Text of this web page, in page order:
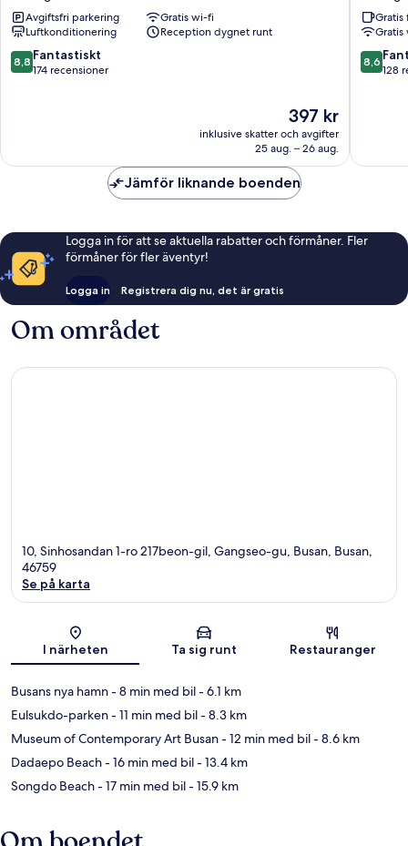
Sasang
Sasang
Avgiftsfri parkering
Gratis wi-fi
Luftkonditionering
Reception dygnet runt
8.8
av
8,8 Fantastiskt
174 recensioner
Priset
är
397 kr
397 kr
inklusive skatter och avgifter
25 aug. – 26 aug.
Gratis
8.6
av
8,6
128
Jämför liknande boenden
Logga in för att se aktuella rabatter och förmåner. Fler
förmåner för fler äventyr!
Logga in Registrera dig nu, det är gratis
Om området
10, Sinhosandan 1-ro 217beon-gil, Gangseo-gu, Busan, Busan,
46759
Se på karta
I närheten Ta sig runt Restauranger
Busans nya hamn- 8 min med bil- 6.1 km
Eulsukdo-parken- 11 min med bil- 8.3 km
Museum of Contemporary Art Busan- 12 min med bil- 8.6 km
Dadaepo Beach- 16 min med bil- 13.4 km
Songdo Beach- 17 min med bil- 15.9 km